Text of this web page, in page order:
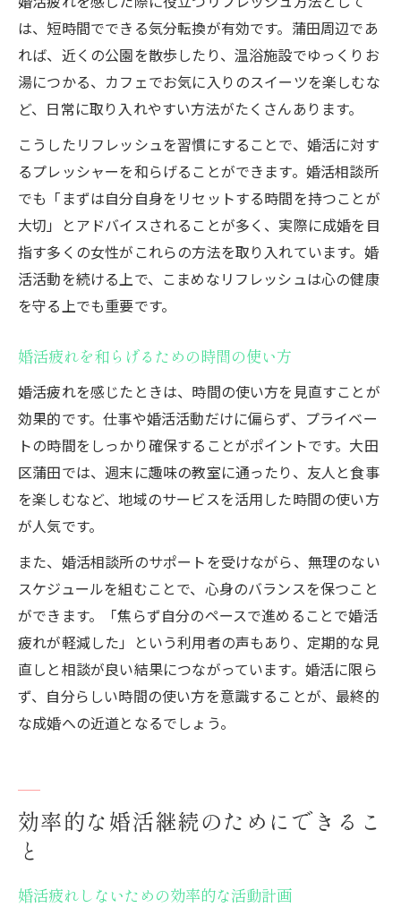
は、短時間でできる気分転換が有効です。蒲田周辺であ
れば、近くの公園を散歩したり、温浴施設でゆっくりお
湯につかる、カフェでお気に入りのスイーツを楽しむな
ど、日常に取り入れやすい方法がたくさんあります。
こうしたリフレッシュを習慣にすることで、婚活に対す
るプレッシャーを和らげることができます。婚活相談所
でも「まずは自分自身をリセットする時間を持つことが
大切」とアドバイスされることが多く、実際に成婚を目
指す多くの女性がこれらの方法を取り入れています。婚
活活動を続ける上で、こまめなリフレッシュは心の健康
を守る上でも重要です。
婚活疲れを和らげるための時間の使い方
婚活疲れを感じたときは、時間の使い方を見直すことが
効果的です。仕事や婚活活動だけに偏らず、プライベー
トの時間をしっかり確保することがポイントです。大田
区蒲田では、週末に趣味の教室に通ったり、友人と食事
を楽しむなど、地域のサービスを活用した時間の使い方
が人気です。
また、婚活相談所のサポートを受けながら、無理のない
スケジュールを組むことで、心身のバランスを保つこと
ができます。「焦らず自分のペースで進めることで婚活
疲れが軽減した」という利用者の声もあり、定期的な見
直しと相談が良い結果につながっています。婚活に限ら
ず、自分らしい時間の使い方を意識することが、最終的
な成婚への近道となるでしょう。
効率的な婚活継続のためにできるこ
と
婚活疲れしないための効率的な活動計画